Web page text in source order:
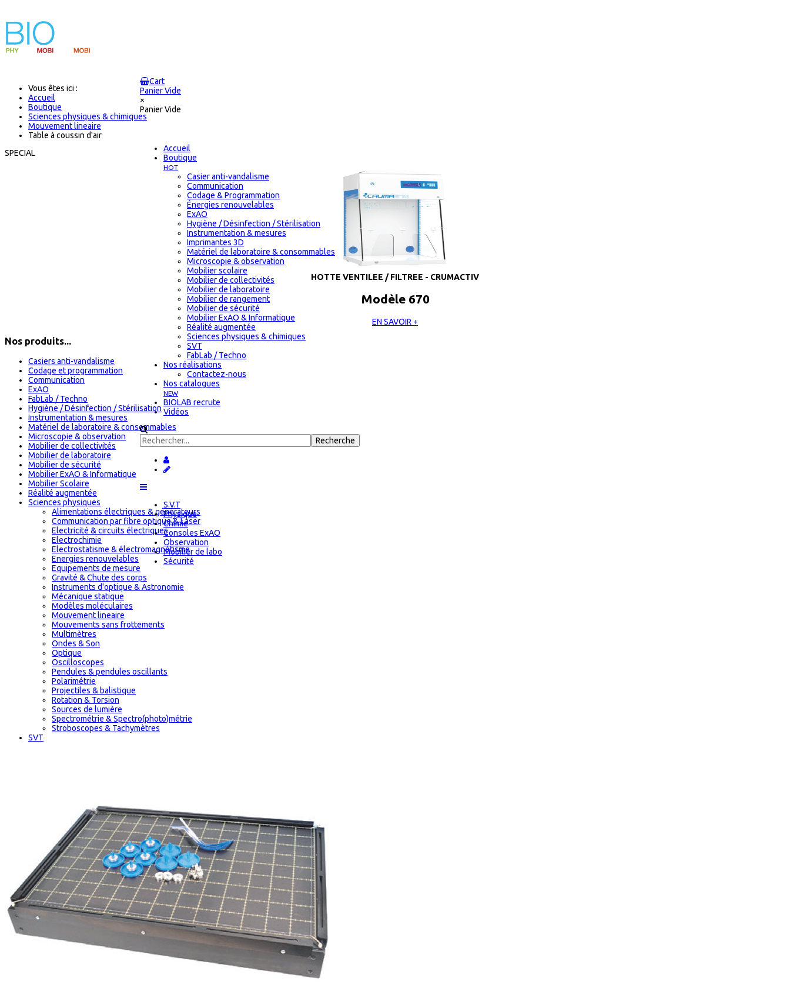
Cart
Panier Vide
×
Panier Vide
Accueil
Boutique
HOT
Casier anti-vandalisme
Communication
Codage & Programmation
Énergies renouvelables
ExAO
Hygiène / Désinfection / Stérilisation
Instrumentation & mesures
Imprimantes 3D
Matériel de laboratoire & consommables
Microscopie & observation
Mobilier scolaire
Mobilier de collectivités
Mobilier de laboratoire
Mobilier de rangement
Mobilier de sécurité
Mobilier ExAO & Informatique
Réalité augmentée
Sciences physiques & chimiques
SVT
FabLab / Techno
Nos réalisations
Contactez-nous
Nos catalogues
NEW
BIOLAB recrute
Vidéos
S.V.T
Physique
Chimie
Consoles ExAO
Observation
Mobilier de labo
Sécurité
Vous êtes ici :
Accueil
Boutique
Sciences physiques & chimiques
Mouvement lineaire
Table à coussin d'air
SPECIAL
HOTTE VENTILEE / FILTREE - CRUMACTIV
Modèle 670
EN SAVOIR +
Nos produits...
Casiers anti-vandalisme
Codage et programmation
Communication
ExAO
FabLab / Techno
Hygiène / Désinfection / Stérilisation
Instrumentation & mesures
Matériel de laboratoire & consommables
Microscopie & observation
Mobilier de collectivités
Mobilier de laboratoire
Mobilier de sécurité
Mobilier ExAO & Informatique
Mobilier Scolaire
Réalité augmentée
Sciences physiques
Alimentations électriques & générateurs
Communication par fibre optique & Laser
Electricité & circuits électriques
Electrochimie
Electrostatisme & électromagnétisme
Energies renouvelables
Equipements de mesure
Gravité & Chute des corps
Instruments d'optique & Astronomie
Mécanique statique
Modèles moléculaires
Mouvement lineaire
Mouvements sans frottements
Multimètres
Ondes & Son
Optique
Oscilloscopes
Pendules & pendules oscillants
Polarimétrie
Projectiles & balistique
Rotation & Torsion
Sources de lumière
Spectrométrie & Spectro(photo)métrie
Stroboscopes & Tachymètres
SVT